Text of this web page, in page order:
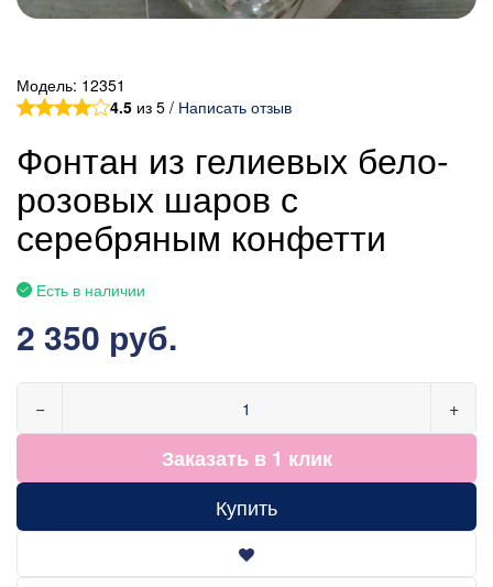
Модель: 12351
4.5 из 5 / Написать отзыв
Фонтан из гелиевых бело-
розовых шаров с
серебряным конфетти
Есть в наличии
2 350 руб.
− +
Заказать в 1 клик
Купить